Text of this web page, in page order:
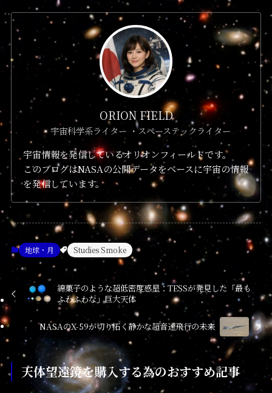
ORION FIELD
・宇宙科学系ライター ・スペーステックライター
宇宙情報を発信しているオリオンフィールドです。
このブログはNASAの公開データをベースに宇宙の情報
を発信しています。
地球・月 Studies Smoke
綿菓子のような超低密度惑星：TESSが発見した「最も
ふわふわな」巨大天体
NASAのX-59が切り拓く静かな超音速飛行の未来
天体望遠鏡を購入する為のおすすめ記事